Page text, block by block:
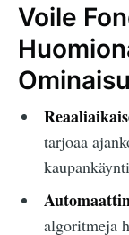
Voile
tarjoaa
algoritmeja